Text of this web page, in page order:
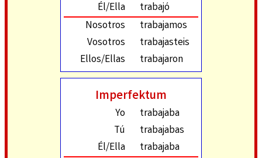
Él/Ella
trabajó
Nosotros
trabajamos
Vosotros
trabajasteis
Ellos/Ellas
trabajaron
Imperfektum
Yo
trabajaba
Tú
trabajabas
Él/Ella
trabajaba